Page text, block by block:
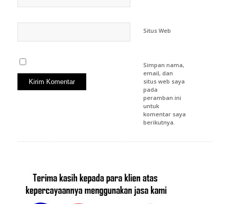
Situs Web
Simpan nama,
email, dan
situs web saya
pada
peramban ini
untuk
komentar saya
berikutnya.